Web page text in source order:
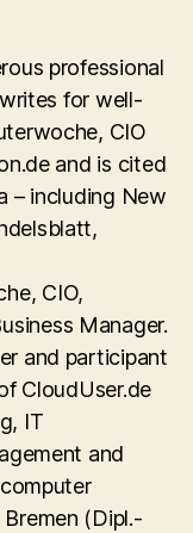
professional
for well-
CIO
and is cited
– including New
CIO,
Manager.
and participant
CloudUser.de
IT
and
(Dipl.-